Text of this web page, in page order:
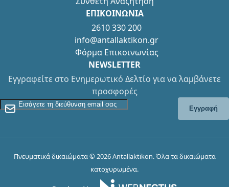
ΕΠΙΚΟΙΝΩΝΙΑ
2610 330 200
info@antallaktikon.gr
Φόρμα Επικοινωνίας
NEWSLETTER
Εγγραφείτε στο Ενημερωτικό Δελτίο για να λαμβάνετε
προσφορές
Εγγραφείτε στο Newsletter
Εγγραφή
Πνευματικά δικαιώματα © 2026 Antallaktikon. Όλα τα δικαιώματα
κατοχυρωμένα.